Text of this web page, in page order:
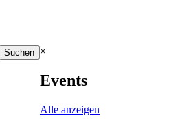
×
Events
Alle anzeigen